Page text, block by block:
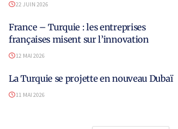
22 JUIN 2026
France – Turquie : les entreprises
françaises misent sur l’innovation
12 MAI 2026
La Turquie se projette en nouveau Dubaï
11 MAI 2026